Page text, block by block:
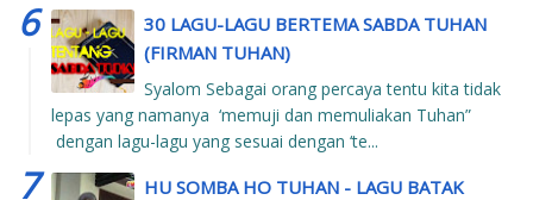
30 LAGU-LAGU BERTEMA SABDA TUHAN
(FIRMAN TUHAN)
Syalom Sebagai orang percaya tentu kita tidak
lepas yang namanya ‘memuji dan memuliakan Tuhan”
dengan lagu-lagu yang sesuai dengan ‘te...
HU SOMBA HO TUHAN - LAGU BATAK